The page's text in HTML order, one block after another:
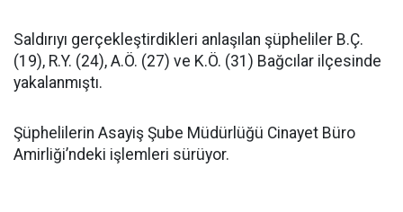
Saldırıyı gerçekleştirdikleri anlaşılan şüpheliler B.Ç.
(19), R.Y. (24), A.Ö. (27) ve K.Ö. (31) Bağcılar ilçesinde
yakalanmıştı.
Şüphelilerin Asayiş Şube Müdürlüğü Cinayet Büro
Amirliği’ndeki işlemleri sürüyor.